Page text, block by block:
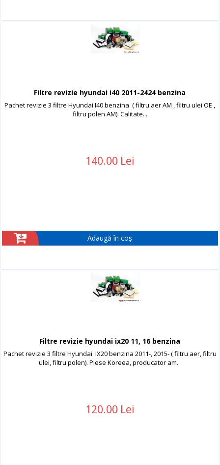
Filtre revizie hyundai i40 2011-2424 benzina
Pachet revizie 3 filtre Hyundai I40 benzina ( filtru aer AM , filtru ulei OE ,
filtru polen AM). Calitate...
140.00 Lei
Adaugă în coș
Filtre revizie hyundai ix20 11, 16 benzina
Pachet revizie 3 filtre Hyundai IX20 benzina 2011-, 2015- ( filtru aer, filtru
ulei, filtru polen). Piese Koreea, producator am.
120.00 Lei